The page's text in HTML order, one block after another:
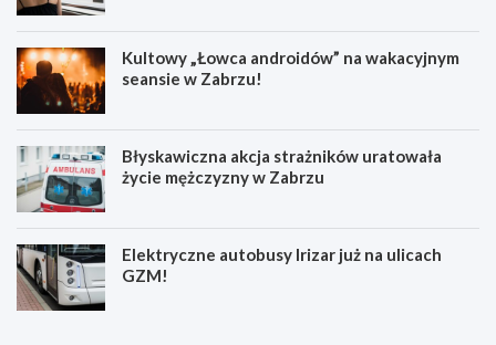
Kultowy „Łowca androidów” na wakacyjnym
seansie w Zabrzu!
Błyskawiczna akcja strażników uratowała
życie mężczyzny w Zabrzu
Elektryczne autobusy Irizar już na ulicach
GZM!
N
K